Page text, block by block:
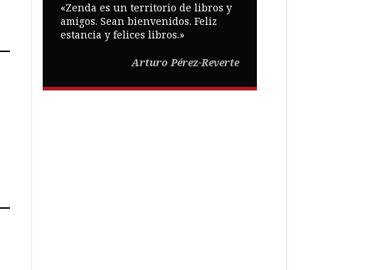
«Zenda es un territorio de libros y
amigos. Sean bienvenidos. Feliz
estancia y felices libros.»
Arturo Pérez-Reverte